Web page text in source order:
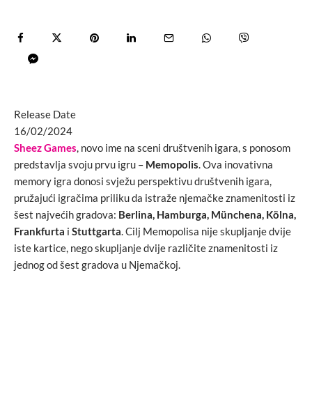
Release Date
16/02/2024
Sheez Games, novo ime na sceni društvenih igara, s ponosom
predstavlja svoju prvu igru – Memopolis. Ova inovativna
memory igra donosi svježu perspektivu društvenih igara,
pružajući igračima priliku da istraže njemačke znamenitosti iz
šest najvećih gradova: Berlina, Hamburga, Münchena, Kölna,
Frankfurta i Stuttgarta. Cilj Memopolisa nije skupljanje dvije
iste kartice, nego skupljanje dvije različite znamenitosti iz
jednog od šest gradova u Njemačkoj.